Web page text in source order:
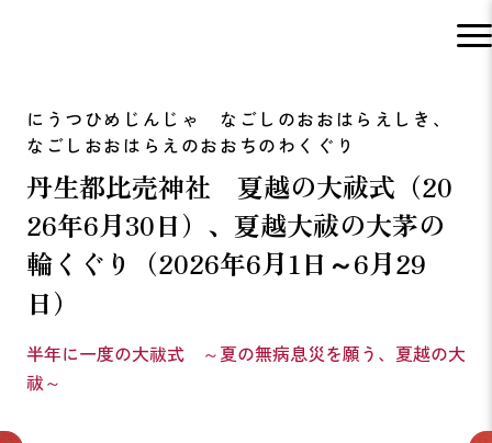
丹生都比売神社 夏越の大祓式（20
26年6月30日）、夏越大祓の大茅の
輪くぐり（2026年6月1日～6月29
日）
半年に一度の大祓式 ～夏の無病息災を願う、夏越の大
祓～